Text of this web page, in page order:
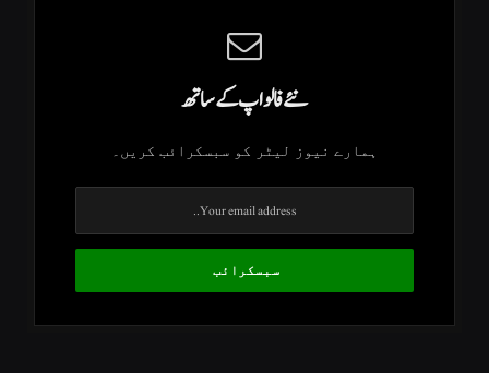
نئے فالو اپ کے ساتھ
ہمارے نیوز لیٹر کو سبسکرائب کریں۔